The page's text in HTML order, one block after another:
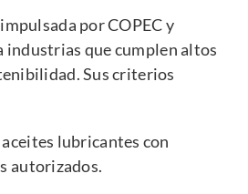
por COPEC y
industrias que cumplen altos
Sus criterios
lubricantes con
autorizados.